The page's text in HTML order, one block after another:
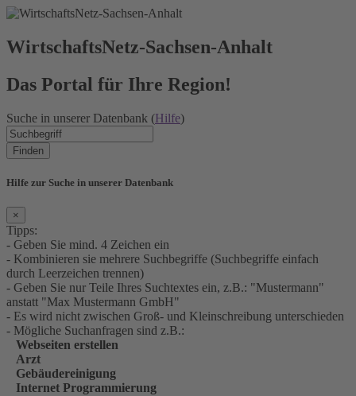
WirtschaftsNetz-Sachsen-Anhalt
Das Portal für Ihre Region!
Suche in unserer Datenbank (Hilfe)
Finden
Hilfe zur Suche in unserer Datenbank
×
Tipps:
- Geben Sie mind. 4 Zeichen ein
- Kombinieren sie mehrere Suchbegriffe (Suchbegriffe einfach
durch Leerzeichen trennen)
- Geben Sie nur Teile Ihres Suchtextes ein, z.B.: "Mustermann"
anstatt "Max Mustermann GmbH"
- Es wird nicht zwischen Groß- und Kleinschreibung unterschieden
- Mögliche Suchanfragen sind z.B.:
Webseiten erstellen
Arzt
Gebäudereinigung
Internet Programmierung